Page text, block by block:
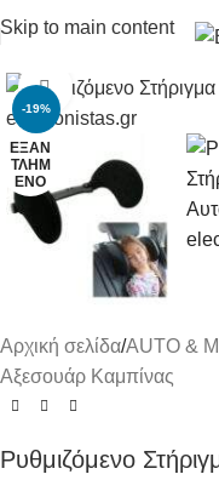
Skip to main content
-19%
ΕΞΑΝ
ΤΛΗΜ
ΈΝΟ
Πατήστε για
Αρχική σελίδα/AUTO &
Αξεσουάρ Καμπίνας
Ρυθμιζόμενο